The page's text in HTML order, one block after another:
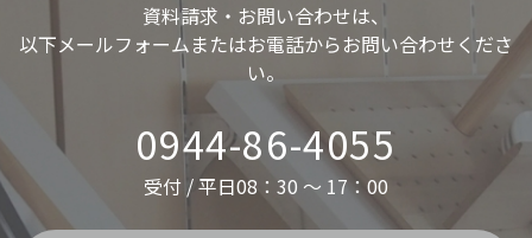
資料請求・お問い合わせは、
以下メールフォームまたはお電話からお問い合わせくださ
い。
0944-86-4055
受付 / 平日08：30 ～ 17：00